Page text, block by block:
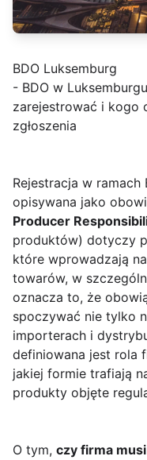
BDO Luksemburg
- BDO w
zarejestrować i kogo
zgłoszenia
Rejestracja w
opisywana jako
Producer
produktów) dotyczy
które wprowadzają
towarów, w
oznacza to, że
spoczywać nie tylko
importerach i
definiowana jest rola
jakiej formie trafiają
produkty objęte
O tym, czy firma